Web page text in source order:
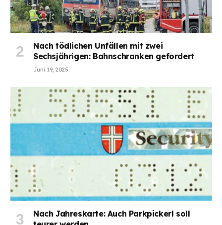
Nach tödlichen Unfällen mit zwei
Sechsjährigen: Bahnschranken gefordert
Juni 19, 2025
Nach Jahreskarte: Auch Parkpickerl soll